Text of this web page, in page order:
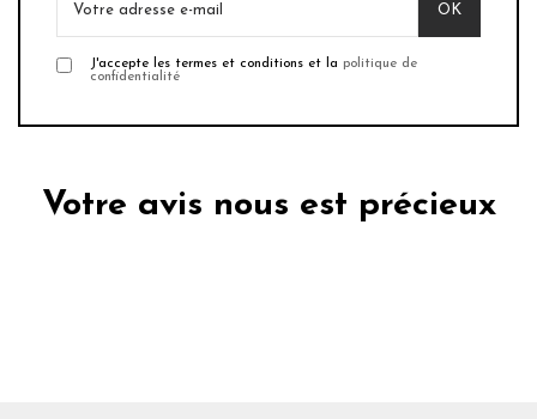
J'accepte les termes et conditions et la politique de
confidentialité
Votre avis nous est précieux